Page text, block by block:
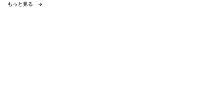
もっと見る